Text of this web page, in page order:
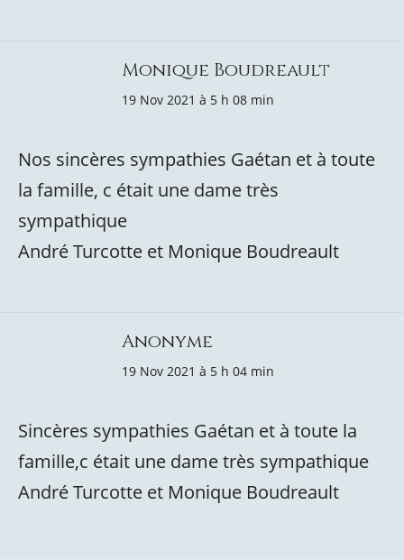
Monique Boudreault
19 Nov 2021 à 5 h 08 min
Nos sincères sympathies Gaétan et à toute
la famille, c était une dame très
sympathique
André Turcotte et Monique Boudreault
Anonyme
19 Nov 2021 à 5 h 04 min
Sincères sympathies Gaétan et à toute la
famille,c était une dame très sympathique
André Turcotte et Monique Boudreault